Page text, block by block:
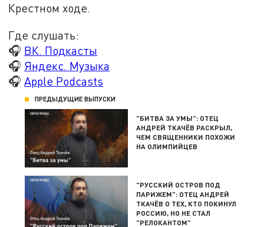
Крестном ходе.
Где слушать:
🎧 ВК. Подкасты
🎧 Яндекс. Музыка
🎧 Apple Podcasts
ПРЕДЫДУЩИЕ ВЫПУСКИ
"БИТВА ЗА УМЫ": ОТЕЦ
АНДРЕЙ ТКАЧЁВ РАСКРЫЛ,
ЧЕМ СВЯЩЕННИКИ ПОХОЖИ
НА ОЛИМПИЙЦЕВ
"РУССКИЙ ОСТРОВ ПОД
ПАРИЖЕМ": ОТЕЦ АНДРЕЙ
ТКАЧЁВ О ТЕХ, КТО ПОКИНУЛ
РОССИЮ, НО НЕ СТАЛ
"РЕЛОКАНТОМ"